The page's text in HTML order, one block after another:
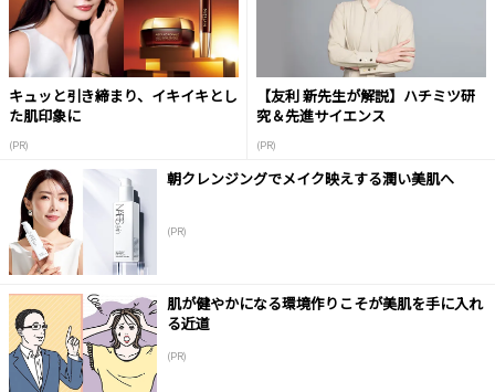
キュッと引き締まり、イキイキとし
た肌印象に
(PR)
【友利 新先生が解説】ハチミツ研
究＆先進サイエンス
(PR)
朝クレンジングでメイク映えする潤い美肌へ
(PR)
肌が健やかになる環境作りこそが美肌を手に入れ
る近道
(PR)